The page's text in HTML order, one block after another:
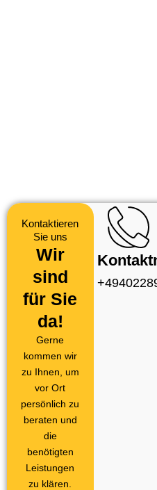
Kontaktieren
Sie uns
Wir
sind
für Sie
da!
Gerne
kommen wir
zu Ihnen, um
vor Ort
persönlich zu
beraten und
die
benötigten
Leistungen
zu klären.